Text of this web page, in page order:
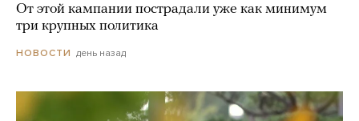
От этой кампании пострадали уже как минимум
три крупных политика
НОВОСТИ день назад